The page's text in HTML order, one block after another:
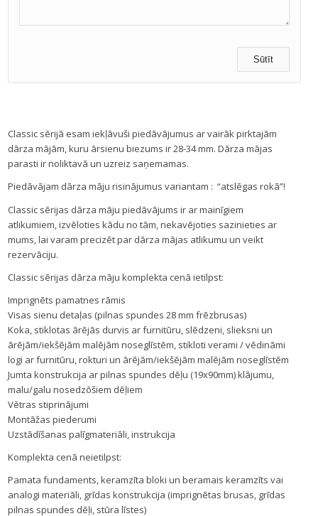
Classic sērijā esam iekļāvuši piedāvājumus ar vairāk pirktajām
dārza mājām, kuru ārsienu biezums ir 28-34 mm. Dārza mājas
parasti ir noliktavā un uzreiz saņemamas.
Piedāvājam dārza māju risinājumus variantam : “atslēgas rokā”!
Classic sērijas dārza māju piedāvājums ir ar mainīgiem
atlikumiem, izvēloties kādu no tām, nekavējoties sazinieties ar
mums, lai varam precizēt par dārza mājas atlikumu un veikt
rezervāciju.
Classic sērijas dārza māju komplekta cenā ietilpst:
Imprignēts pamatnes rāmis
Visas sienu detaļas (pilnas spundes 28 mm frēzbrusas)
Koka, stiklotas ārējās durvis ar furnitūru, slēdzeni, slieksni un
ārējām/iekšējām malējām noseglīstēm, stikloti verami / vēdināmi
logi ar furnitūru, rokturi un ārējām/iekšējām malējām noseglīstēm
Jumta konstrukcija ar pilnas spundes dēļu (19x90mm) klājumu,
malu/galu nosedzōšiem dēļiem
Vētras stiprinājumi
Montāžas piederumi
Uzstādīšanas palīgmateriāli, instrukcija
Komplekta cenā neietilpst:
Pamata fundaments, keramzīta bloki un beramais keramzīts vai
analogi materiāli, grīdas konstrukcija (imprignētas brusas, grīdas
pilnas spundes dēļi, stūra līstes)